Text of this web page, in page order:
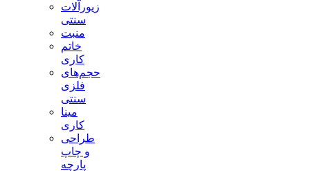
زیورآلات
سنتی
منبت
خاتم
کاری
حجم‌های
فلزی
سنتی
مینا
کاری
طراحی
و چاپ
پارچه